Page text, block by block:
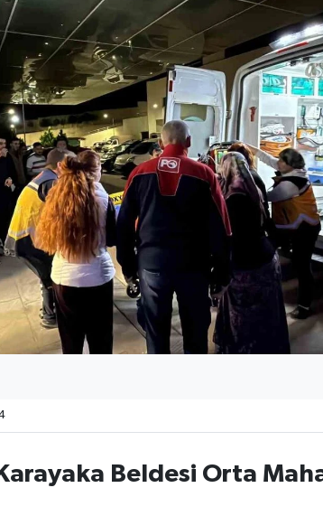
Beldesi Orta